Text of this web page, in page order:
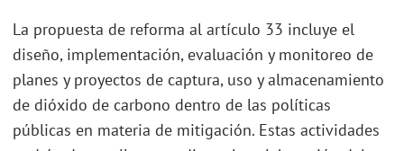
La propuesta de reforma al artículo 33 incluye el
diseño, implementación, evaluación y monitoreo de
planes y proyectos de captura, uso y almacenamiento
de dióxido de carbono dentro de las políticas
públicas en materia de mitigación. Estas actividades